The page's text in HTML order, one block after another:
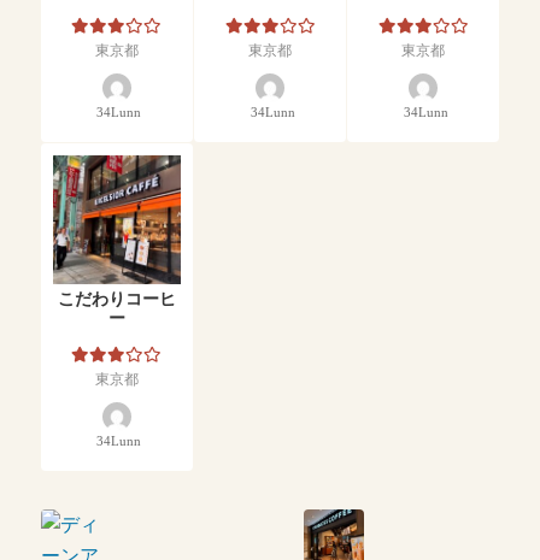
東京都
34Lunn
東京都
34Lunn
東京都
34Lunn
こだわりコーヒ
ー
東京都
34Lunn